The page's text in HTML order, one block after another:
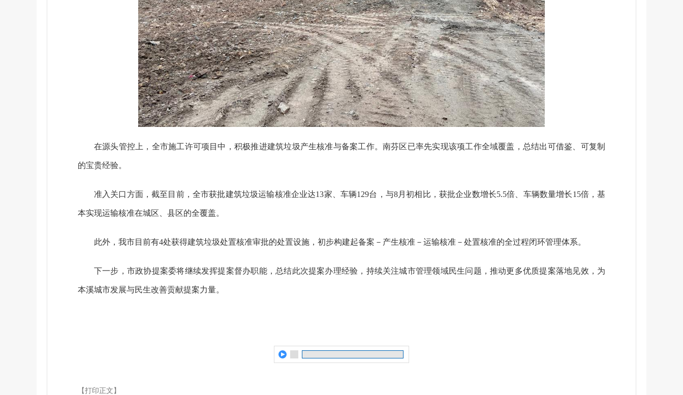
在源头管控上，全市施工许可项目中，积极推进建筑垃圾产生核准与备案工作。南芬区已率先实现该项工作全域覆盖，总结出可借鉴、可复制
的宝贵经验。
准入关口方面，截至目前，全市获批建筑垃圾运输核准企业达13家、车辆129台，与8月初相比，获批企业数增长5.5倍、车辆数量增长15倍，基
本实现运输核准在城区、县区的全覆盖。
此外，我市目前有4处获得建筑垃圾处置核准审批的处置设施，初步构建起备案－产生核准－运输核准－处置核准的全过程闭环管理体系。
下一步，市政协提案委将继续发挥提案督办职能，总结此次提案办理经验，持续关注城市管理领域民生问题，推动更多优质提案落地见效，为
本溪城市发展与民生改善贡献提案力量。
【打印正文】